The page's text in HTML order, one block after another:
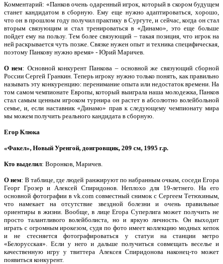
Комментарий: «Панков очень одаренный игрок, который в скором будущем
станет кандидатом в сборную. Ему еще нужно адаптироваться, хорошо,
что он в прошлом году получил практику в Сургуте, и сейчас, когда он стал
вторым связующим и стал тренироваться в «Динамо», это еще больше
пойдет ему на пользу. Тем более связующий – такая позиция, что игрок на
ней раскрывается чуть позже. Связке нужен опыт и техника специфическая,
поэтому Панкову нужно время» ‑ Юрий Маричев.
О нем: Основной конкурент Панкова – основной же связующий сборной
России Сергей Гранкин. Теперь игроку нужно только понять, как правильно
называть эту конкуренцию: перенимание опыта или недостаток времени. На
том самом чемпионате Европы, который выиграла наша молодежка, Панков
стал самым ценным игроком турнира он растет в абсолютно волейбольной
семье, и, если наставник «Динамо» прав к следующему чемпионату мира
мы можем получить реального кандидата в сборную.
Егор Клюка
«Факел», Новый Уренгой, доигровщик, 209 см, 1995 г.р.
Кто выделил: Воронков, Маричев.
О нем: В таблице, где людей ранжируют по набранным очкам, соседи Егора
Георг Грозер и Алексей Спиридонов. Неплохо для 19-летнего. На его
основной фотографии в vk.com совместный снимок с Сергеем Тетюхиным,
что намекает на отсутствие звездной болезни и очень правильные
ориентиры в жизни. Вообще, в лице Егора Суперлига может получить не
просто талантливого волейболиста, но и яркую личность. Он выходит
играть с огромным ирокезом, судя по фото имеет коллекцию модных кепок
и не стесняется фотографироваться у статуи на станции метро
«Белорусская». Если у него и дальше получиться совмещать веселье и
качественную игру у твиттера Алексея Спиридонова наконец-то может
появиться конкурент.